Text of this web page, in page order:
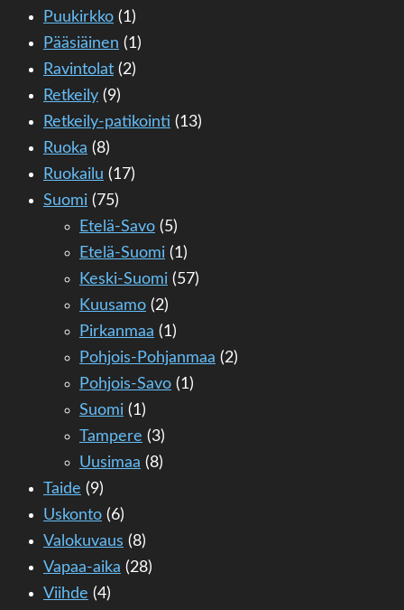
Puukirkko (1)
Pääsiäinen (1)
Ravintolat (2)
Retkeily (9)
Retkeily-patikointi (13)
Ruoka (8)
Ruokailu (17)
Suomi (75)
Etelä-Savo (5)
Etelä-Suomi (1)
Keski-Suomi (57)
Kuusamo (2)
Pirkanmaa (1)
Pohjois-Pohjanmaa (2)
Pohjois-Savo (1)
Suomi (1)
Tampere (3)
Uusimaa (8)
Taide (9)
Uskonto (6)
Valokuvaus (8)
Vapaa-aika (28)
Viihde (4)